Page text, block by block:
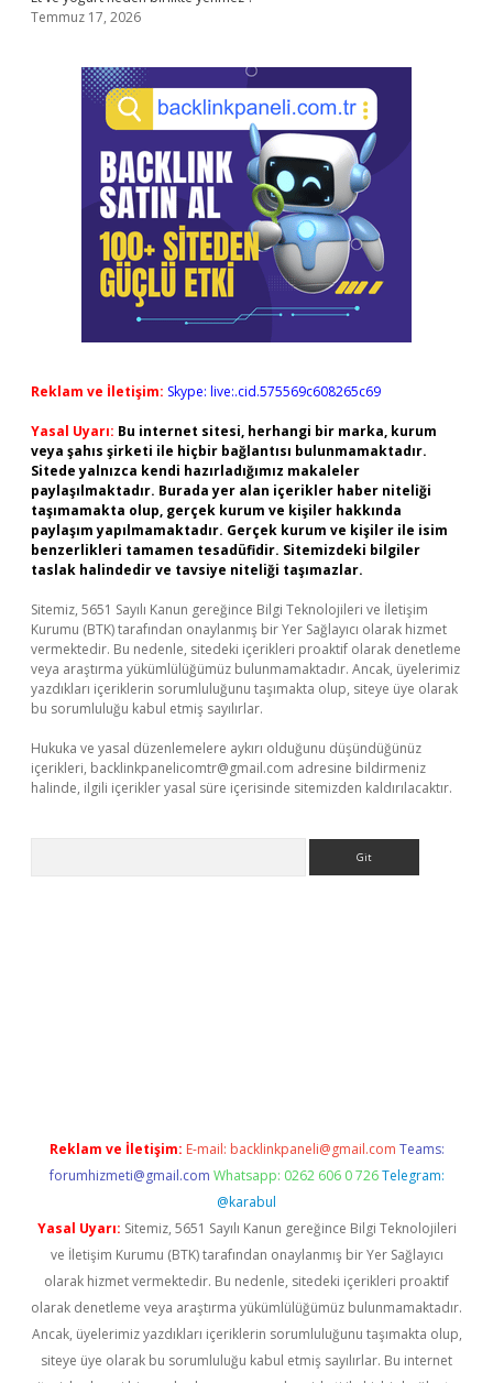
Temmuz 17, 2026
Reklam ve İletişim: Skype: live:.cid.575569c608265c69
Yasal Uyarı: Bu internet sitesi, herhangi bir marka, kurum
veya şahıs şirketi ile hiçbir bağlantısı bulunmamaktadır.
Sitede yalnızca kendi hazırladığımız makaleler
paylaşılmaktadır. Burada yer alan içerikler haber niteliği
taşımamakta olup, gerçek kurum ve kişiler hakkında
paylaşım yapılmamaktadır. Gerçek kurum ve kişiler ile isim
benzerlikleri tamamen tesadüfidir. Sitemizdeki bilgiler
taslak halindedir ve tavsiye niteliği taşımazlar.
Sitemiz, 5651 Sayılı Kanun gereğince Bilgi Teknolojileri ve İletişim
Kurumu (BTK) tarafından onaylanmış bir Yer Sağlayıcı olarak hizmet
vermektedir. Bu nedenle, sitedeki içerikleri proaktif olarak denetleme
veya araştırma yükümlülüğümüz bulunmamaktadır. Ancak, üyelerimiz
yazdıkları içeriklerin sorumluluğunu taşımakta olup, siteye üye olarak
bu sorumluluğu kabul etmiş sayılırlar.
Hukuka ve yasal düzenlemelere aykırı olduğunu düşündüğünüz
içerikleri, backlinkpanelicomtr@gmail.com adresine bildirmeniz
halinde, ilgili içerikler yasal süre içerisinde sitemizden kaldırılacaktır.
Reklam ve İletişim: E-mail: backlinkpaneli@gmail.com Teams:
forumhizmeti@gmail.com Whatsapp: 0262 606 0 726 Telegram:
@karabul
Yasal Uyarı: Sitemiz, 5651 Sayılı Kanun gereğince Bilgi Teknolojileri
ve İletişim Kurumu (BTK) tarafından onaylanmış bir Yer Sağlayıcı
olarak hizmet vermektedir. Bu nedenle, sitedeki içerikleri proaktif
olarak denetleme veya araştırma yükümlülüğümüz bulunmamaktadır.
Ancak, üyelerimiz yazdıkları içeriklerin sorumluluğunu taşımakta olup,
siteye üye olarak bu sorumluluğu kabul etmiş sayılırlar. Bu internet